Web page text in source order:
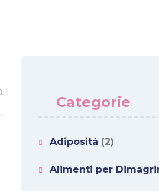
Categorie
Adiposità (2)
Alimenti per